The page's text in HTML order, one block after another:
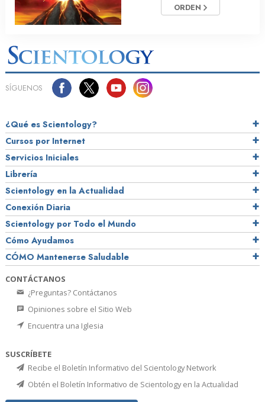
ORDEN
SÍGUENOS
¿Qué es Scientology?
Cursos por Internet
Servicios Iniciales
Librería
Scientology en la Actualidad
Conexión Diaria
Scientology por Todo el Mundo
Cómo Ayudamos
CÓMO Mantenerse Saludable
CONTÁCTANOS
¿Preguntas? Contáctanos
Opiniones sobre el Sitio Web
Encuentra una Iglesia
SUSCRÍBETE
Recibe el Boletín Informativo del Scientology Network
Obtén el Boletín Informativo de Scientology en la Actualidad